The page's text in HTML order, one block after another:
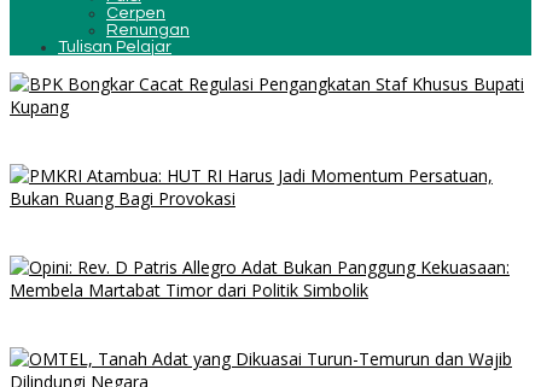
Cerpen
Renungan
Tulisan Pelajar